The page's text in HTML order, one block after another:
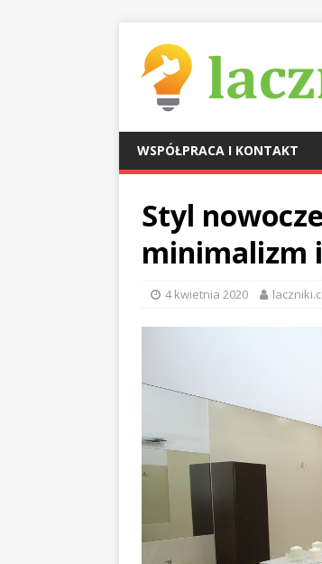
WSPÓŁPRACA I KONTAKT
Styl
minimalizm
4 kwietnia 2020